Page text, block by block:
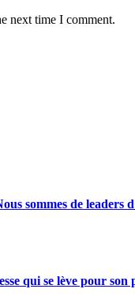
next time I comment.
sommes de
qui se lève pour son